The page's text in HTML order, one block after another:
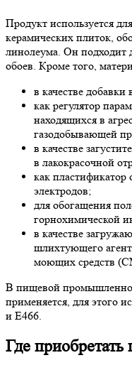
Продукт используется
керамических плиток,
линолеума. Он подходит
обоев. Кроме того,
в качестве добавки
как регулятор
находящихся в
газодобывающей
в качестве
в лакокрасочной
как пластификатор
электродов;
для обогащения
горнохимической
в качестве
шлихтующего
моющих средств
В пищевой
применяется, для этого
и E466.
Где